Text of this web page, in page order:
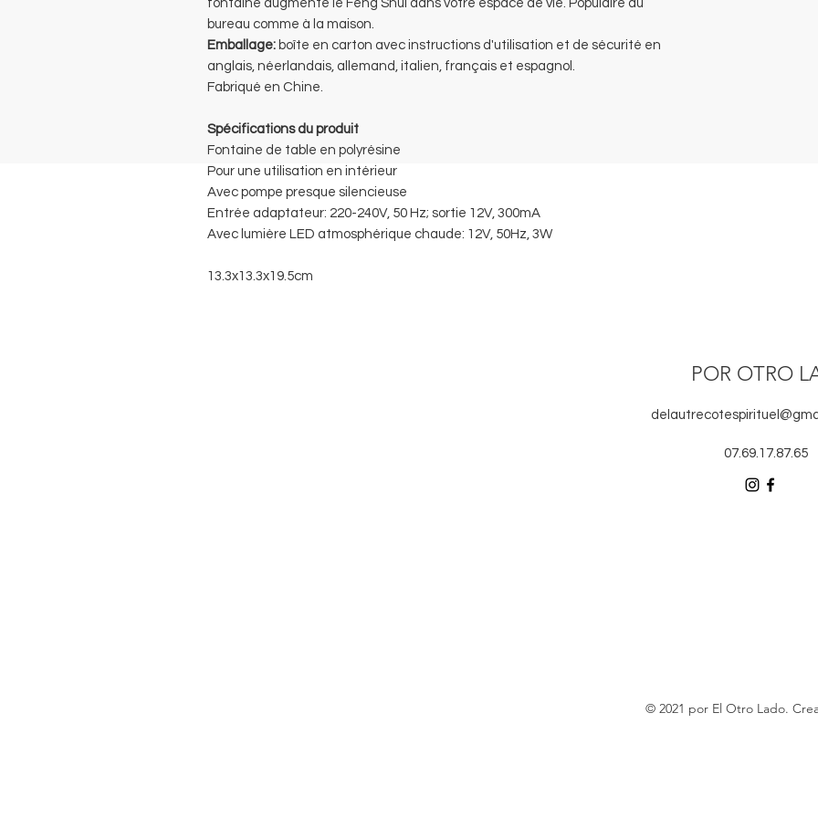
fontaine augmente le Feng Shui dans votre espace de vie. Populaire au
bureau comme à la maison.
Emballage: boîte en carton avec instructions d'utilisation et de sécurité en
anglais, néerlandais, allemand, italien, français et espagnol.
Fabriqué en Chine.
Spécifications du produit
Fontaine de table en polyrésine
Pour une utilisation en intérieur
Avec pompe presque silencieuse
Entrée adaptateur: 220-240V, 50 Hz; sortie 12V, 300mA
Avec lumière LED atmosphérique chaude: 12V, 50Hz, 3W
13.3x13.3x19.5cm
POR OTRO
07.69.17.87.65
© 2021 por El Otro Lado.